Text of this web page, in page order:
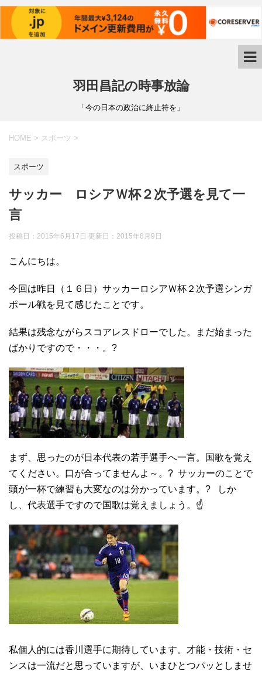
羽田昌記の時事放論
「今の日本の政治に終止符を」
HOME > スポーツ >
スポーツ
サッカー ロシアＷ杯２次予選を見て一
言
投稿日：2015年6月17日 更新日： 2015年8月9日
こんにちは。
今回は昨日（１６日）サッカーロシアＷ杯２次予選シンガ
ポール戦を見て感じたことです。
結果は残念ながらスコアレスドローでした。まだ始まった
ばかりですので・・・。?
まず、思ったのが日本代表の若手選手へ一言。国歌を覚え
てください。口が合ってませんよ～。? サッカーのことで
頭が一杯で練習も大変なのは分かっています。? しか
し、代表選手ですので国歌は覚えましょう。☝
私個人的には香川選手に期待しています。才能・技術・セ
ンスは一流だと思っていますが、いまひとつパッとしませ